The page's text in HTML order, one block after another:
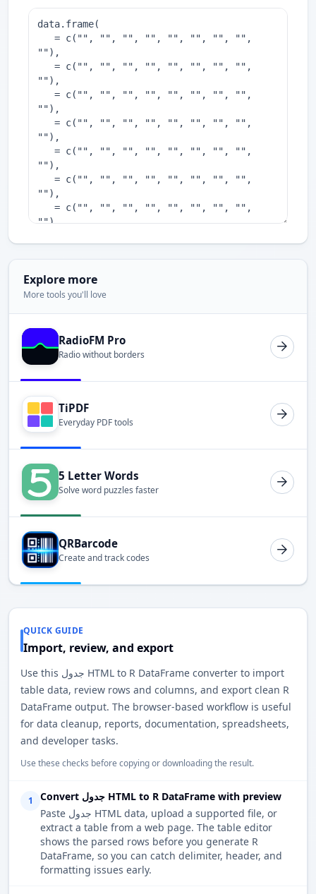
Explore more
More tools you'll love
RadioFM Pro
Radio without borders
TiPDF
Everyday PDF tools
5 Letter Words
Solve word puzzles faster
QRBarcode
Create and track codes
QUICK GUIDE
Import, review, and export
Use this جدول HTML to R DataFrame converter to import
table data, review rows and columns, and export clean R
DataFrame output. The browser-based workflow is useful
for data cleanup, reports, documentation, spreadsheets,
and developer tasks.
Use these checks before copying or downloading the result.
1
Convert جدول HTML to R DataFrame with preview
Paste جدول HTML data, upload a supported file, or
extract a table from a web page. The table editor
shows the parsed rows before you generate R
DataFrame, so you can catch delimiter, header, and
formatting issues early.